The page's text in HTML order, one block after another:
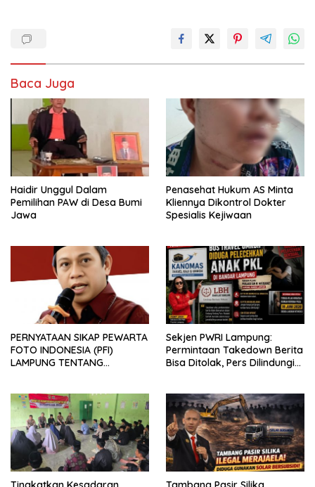
Baca Juga
Haidir Unggul Dalam
Pemilihan PAW di Desa Bumi
Jawa
Penasehat Hukum AS Minta
Kliennya Dikontrol Dokter
Spesialis Kejiwaan
PERNYATAAN SIKAP PEWARTA
FOTO INDONESIA (PFI)
LAMPUNG TENTANG
TERHADAP JURNALIS DI
PENGADILAN NEGERI
TANJUNG KARANG.
Sekjen PWRI Lampung:
Permintaan Takedown Berita
Bisa Ditolak, Pers Dilindungi